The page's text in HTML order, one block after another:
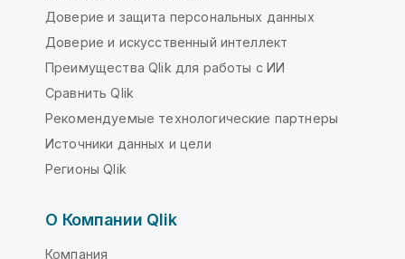
Доверие и защита персональных данных
Доверие и искусственный интеллект
Преимущества Qlik для работы с ИИ
Сравнить Qlik
Рекомендуемые технологические партнеры
Источники данных и цели
Регионы Qlik
О Компании Qlik
Компания